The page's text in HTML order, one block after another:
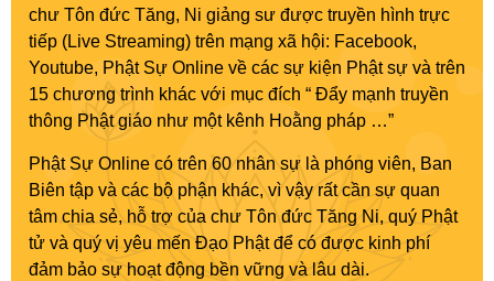
chư Tôn đức Tăng, Ni giảng sư được truyền hình trực
tiếp (Live Streaming) trên mạng xã hội: Facebook,
Youtube, Phật Sự Online về các sự kiện Phật sự và trên
15 chương trình khác với mục đích “ Đẩy mạnh truyền
thông Phật giáo như một kênh Hoằng pháp …”
Phật Sự Online có trên 60 nhân sự là phóng viên, Ban
Biên tập và các bộ phận khác, vì vậy rất cần sự quan
tâm chia sẻ, hỗ trợ của chư Tôn đức Tăng Ni, quý Phật
tử và quý vị yêu mến Đạo Phật để có được kinh phí
đảm bảo sự hoạt động bền vững và lâu dài.